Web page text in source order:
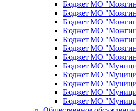
Бюджет МО
Бюджет МО
Бюджет МО
Бюджет МО
Бюджет МО
Бюджет МО
Бюджет МО
Бюджет МО
Бюджет МО
Бюджет МО
Бюджет МО
Бюджет МО